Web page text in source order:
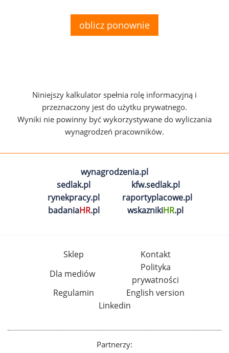
oblicz ponownie
Niniejszy kalkulator spełnia rolę informacyjną i
przeznaczony jest do użytku prywatnego.
Wyniki nie powinny być wykorzystywane do wyliczania
wynagrodzeń pracowników.
wynagrodzenia.pl
sedlak.pl
kfw.sedlak.pl
rynekpracy.pl
raportyplacowe.pl
badaniaHR.pl wskaznikiHR.pl
Sklep
Kontakt
Dla mediów
Polityka
prywatności
Regulamin
English version
Linkedin
Partnerzy: